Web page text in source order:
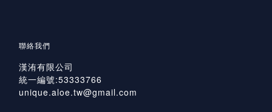
聯絡我們
漢洧有限公司
統一編號:53333766
unique.aloe.tw@gmail.com